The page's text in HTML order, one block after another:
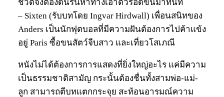
ชีวิตจึงต้องดิ้นรนหาทางเอาตัวรอดขึ้นมาทันที
– Sixten (รับบทโดย Ingvar Hirdwall) เพื่อนสนิทของ
Anders เป็นนักฟุตบอลที่มีความฝันต้องการไปค้าแข้ง
อยู่ Paris ซื้อขนสัตว์จีบสาว และเที่ยวโสเภณี
หนังไม่ได้ต้องการการแสดงที่ยิ่งใหญ่อะไร แค่มีความ
เป็นธรรมชาติสามัญ กระนั้นต้องชื่นทั้งสามพ่อ-แม่-
ลูก สามารถตีบทแตกกระจุย สะท้อนอารมณ์ความ